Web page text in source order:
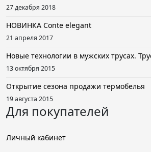
27 декабря 2018
НОВИНКА Conte elegant
21 апреля 2017
Новые технологии в мужских трусах.
13 октября 2015
Открытие сезона продажи термобелья
19 августа 2015
Для покупателей
Личный кабинет